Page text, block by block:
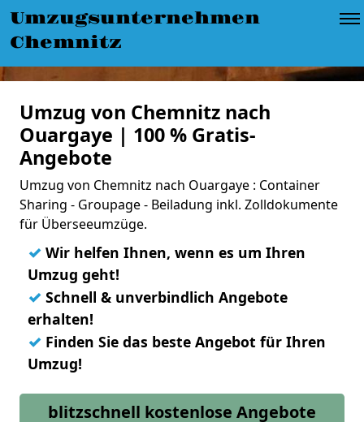
Umzugsunternehmen
Chemnitz
Umzug von Chemnitz nach
Ouargaye | 100 % Gratis-
Angebote
Umzug von Chemnitz nach Ouargaye : Container
Sharing - Groupage - Beiladung inkl. Zolldokumente
für Überseeumzüge.
✓ Wir helfen Ihnen, wenn es um Ihren
Umzug geht!
✓ Schnell & unverbindlich Angebote
erhalten!
✓ Finden Sie das beste Angebot für Ihren
Umzug!
blitzschnell kostenlose Angebote